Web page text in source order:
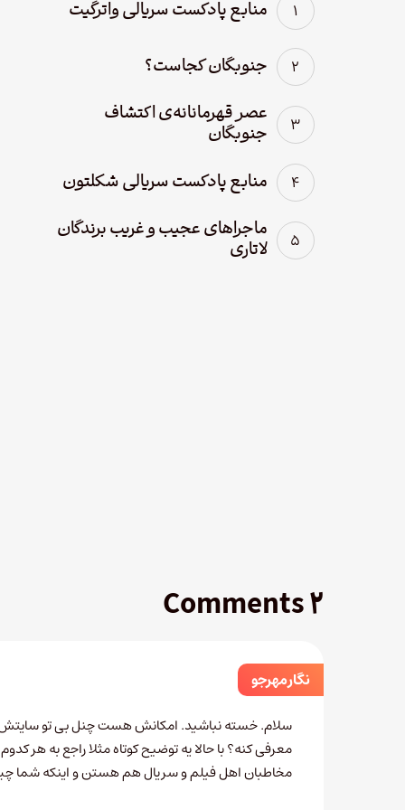
منابع پادکست سریالی واترگیت
جنوبگان کجاست؟
عصر قهرمانانه‌ی اکتشاف
جنوبگان
منابع پادکست سریالی شکلتون
ماجراهای عجیب و غریب برندگان
لاتاری
۲ Comments
نگار مهرجو
سلام. خسته نباشید. امکانش هست چنل بی تو
معرفی کنه؟ با حالا یه توضیح کوتاه مثلا راجع به هر
مخاطبان اهل فیلم و سریال هم هستن و اینکه شما